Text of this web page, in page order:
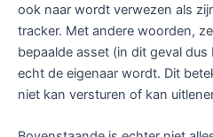
ook naar wordt verwezen als
tracker. Met andere woorden,
bepaalde asset (in dit geval
echt de eigenaar wordt. Dit
niet kan versturen of kan